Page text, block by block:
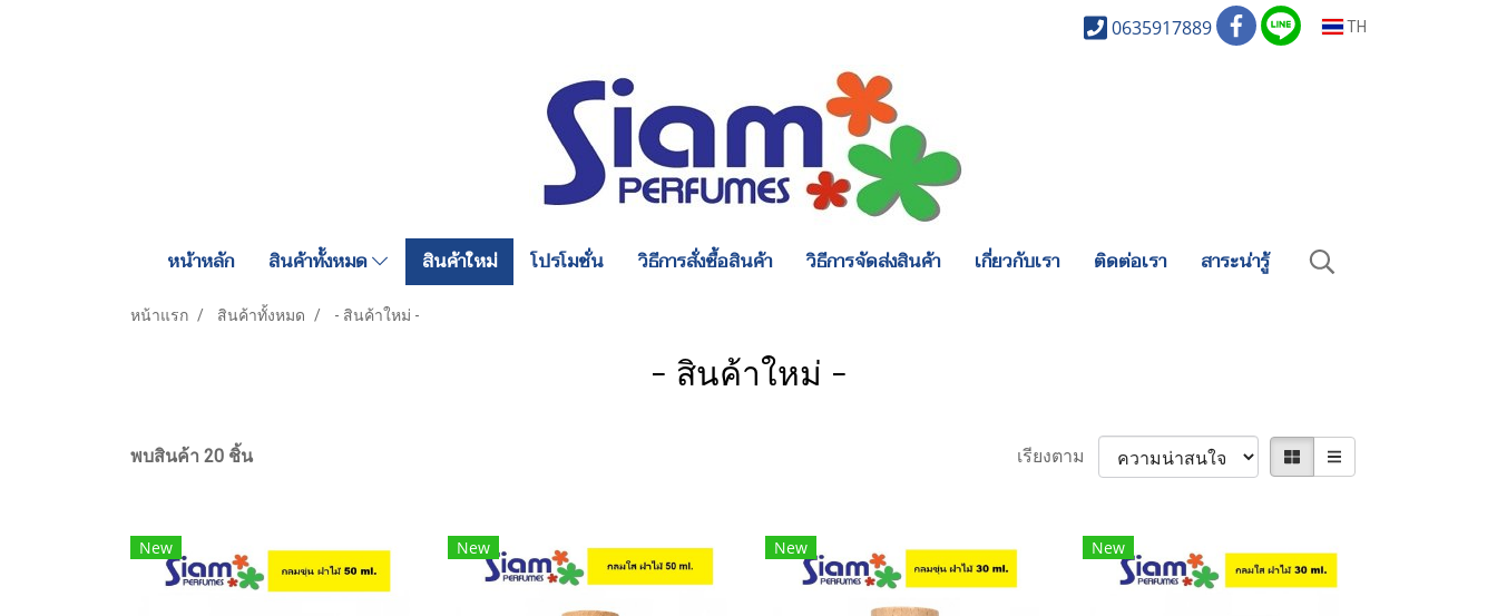
0635917889 TH
หน้าหลัก สินค้าทั้งหมด สินค้าใหม่ โปรโมชั่น วิธีการสั่งซื้อสินค้า วิธีการจัดส่งสินค้า เกี่ยวกับเรา ติดต่อเรา สาระน่ารู้
หน้าแรก สินค้าทั้งหมด - สินค้าใหม่ -
- สินค้าใหม่ -
พบสินค้า 20 ชิ้น เรียงตาม
New New New New